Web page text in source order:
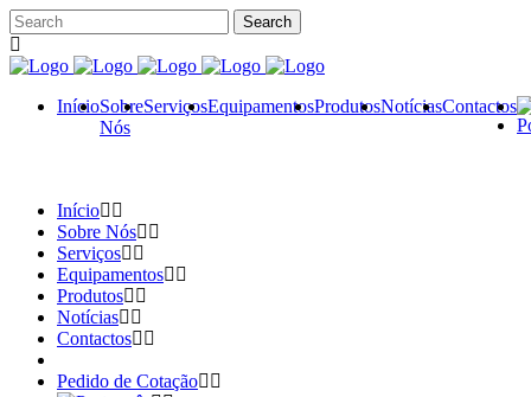
InícioSobre
Nós
ServiçosEquipamentosProdutosNotíciasContactos
Início
Sobre Nós
Serviços
Equipamentos
Produtos
Notícias
Contactos
Pedido de Cotação